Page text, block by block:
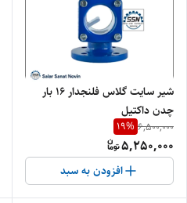
شیر سایت گلاس فلنجدار ۱۶ بار
چدن داکتیل
6,500,000
19%
5,250,000
افزودن به سبد